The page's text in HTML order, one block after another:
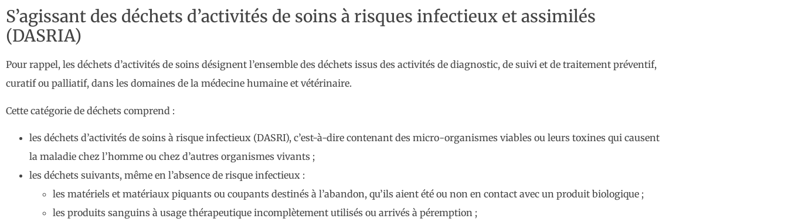
S’agissant des déchets d’activités de soins à risques infectieux et assimilés
(DASRIA)
Pour rappel, les déchets d’activités de soins désignent l’ensemble des déchets issus des activités de diagnostic, de suivi et de traitement préventif,
curatif ou palliatif, dans les domaines de la médecine humaine et vétérinaire.
Cette catégorie de déchets comprend :
les déchets d’activités de soins à risque infectieux (DASRI), c’est-à-dire contenant des micro-organismes viables ou leurs toxines qui causent
la maladie chez l’homme ou chez d’autres organismes vivants ;
les déchets suivants, même en l’absence de risque infectieux :
les matériels et matériaux piquants ou coupants destinés à l’abandon, qu’ils aient été ou non en contact avec un produit biologique ;
les produits sanguins à usage thérapeutique incomplètement utilisés ou arrivés à péremption ;